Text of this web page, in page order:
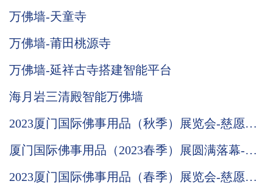
万佛墙-天童寺
万佛墙-莆田桃源寺
万佛墙-延祥古寺搭建智能平台
海月岩三清殿智能万佛墙
2023厦门国际佛事用品（秋季）展览会-慈愿邀
厦门国际佛事用品（2023春季）展圆满落幕-慈
2023厦门国际佛事用品（春季）展览会-慈愿邀